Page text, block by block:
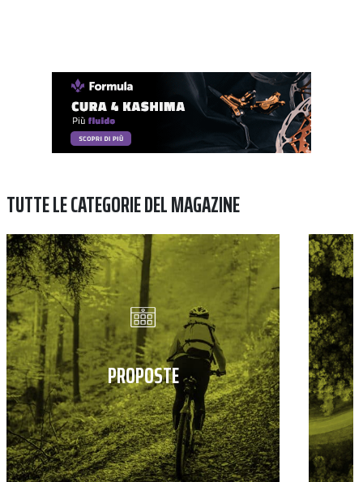
TUTTE LE CATEGORIE DEL MAGAZINE
PROPOSTE